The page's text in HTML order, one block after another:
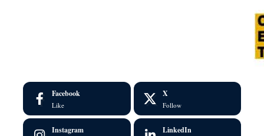
Facebook
Like
X
Follow
Instagram LinkedIn